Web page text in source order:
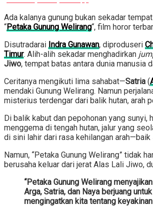
Ada kalanya gunung bukan sekadar
“Petaka Gunung Welirang“, film horor
Disutradarai Indra Gunawan, diproduseri
Timur. Alih-alih sekadar menghadirkan
Jiwo, tempat batas antara dunia manusia
Ceritanya mengikuti lima sahabat—Satria (
mendaki Gunung Welirang. Namun
misterius terdengar dari balik hutan, arah
Di balik kabut dan pepohonan yang sunyi,
menggema di tengah hutan, jalur yang
di sini lahir dari rasa kehilangan
Namun, “Petaka Gunung Welirang” tidak
berusaha keluar dari jerat Alas Lali Jiwo,
“Petaka Gunung Welirang
Arga, Satria, dan Naya berjuang
mengingatkan kita tentang